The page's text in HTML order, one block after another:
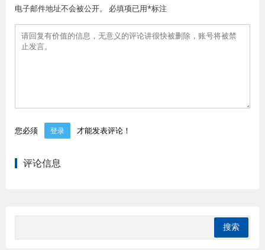
电子邮件地址不会被公开。 必填项已用*标注
您必须 登录 才能发表评论！
评论信息